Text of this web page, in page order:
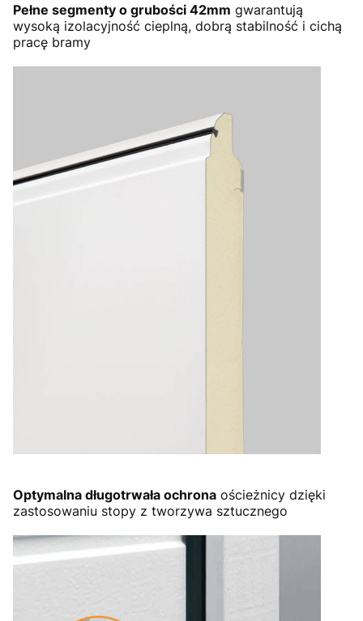
Pełne segmenty o grubości 42mm gwarantują
wysoką izolacyjność cieplną, dobrą stabilność i cichą
pracę bramy
Optymalna długotrwała ochrona ościeżnicy dzięki
zastosowaniu stopy z tworzywa sztucznego